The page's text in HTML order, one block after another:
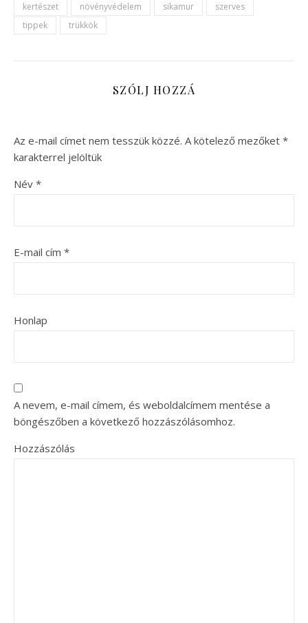
kertészet
növényvédelem sikamur
szerves
tippek
trükkök
SZÓLJ HOZZÁ
Az e-mail címet nem tesszük közzé. A kötelező mezőket *
karakterrel jelöltük
Név *
E-mail cím *
Honlap
A nevem, e-mail címem, és weboldalcímem mentése a
böngészőben a következő hozzászólásomhoz.
Hozzászólás